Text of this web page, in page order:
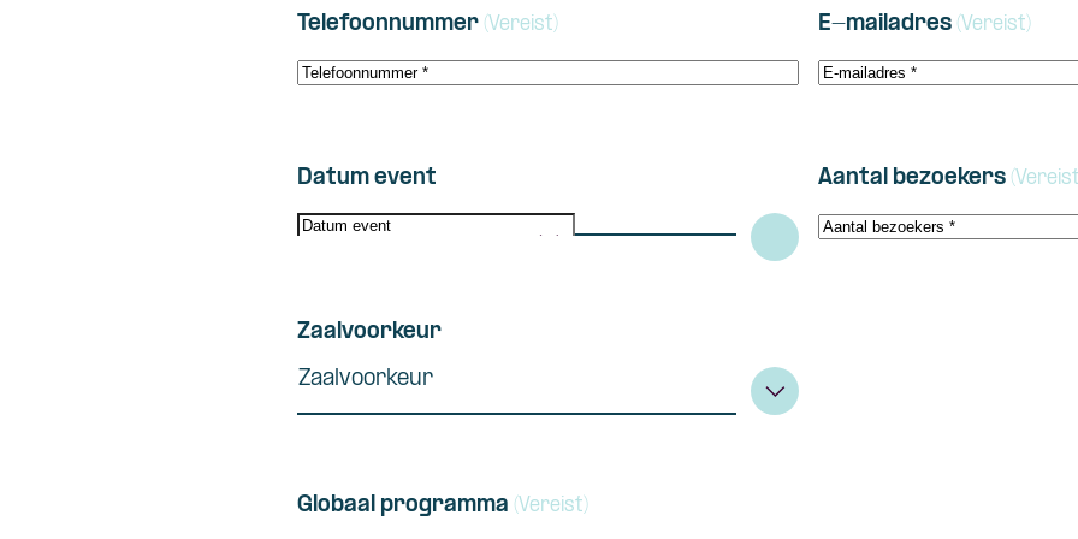
Telefoonnummer (Vereist) E-mailadres (Vereist)
Datum event
DD
slash
Aantal bezoekers
Zaalvoorkeur
Zaalvoorkeur
Globaal programma (Vereist)